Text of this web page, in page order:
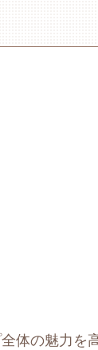
体の魅力を